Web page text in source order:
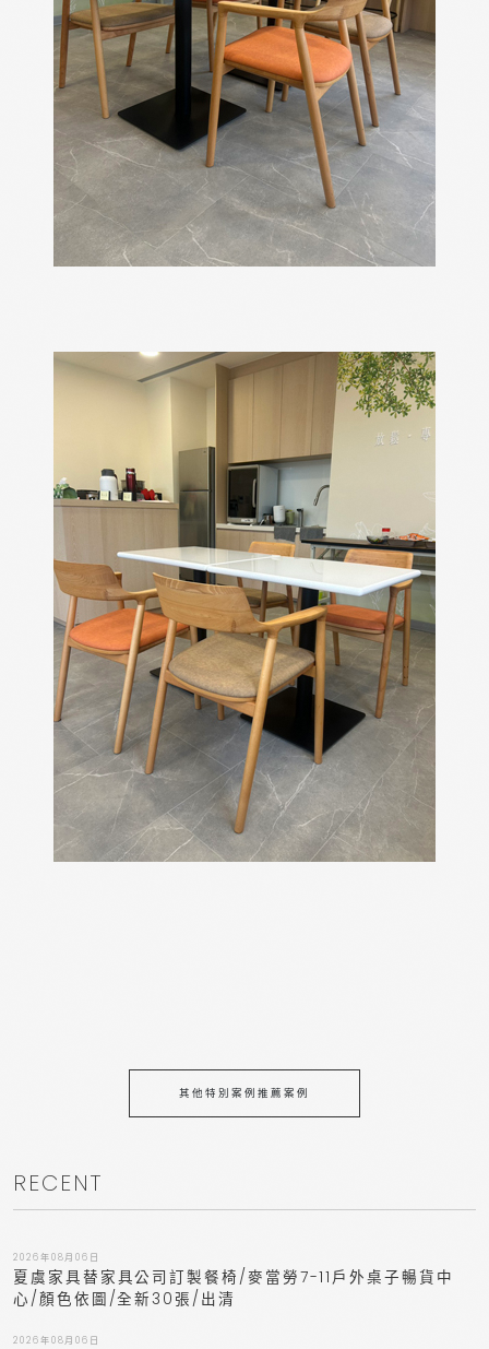
其他特別案例推薦案例
RECENT
2026年08月06日
夏虞家具替家具公司訂製餐椅/麥當勞7-11戶外桌子暢貨中
心/顏色依圖/全新30張/出清
2026年08月06日